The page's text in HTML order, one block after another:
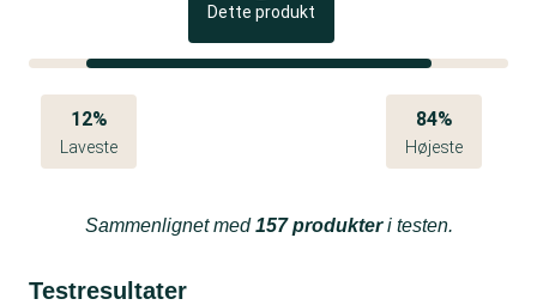
Dette produkt
12%
Laveste
84%
Højeste
Sammenlignet med157 produkteri testen.
Testresultater